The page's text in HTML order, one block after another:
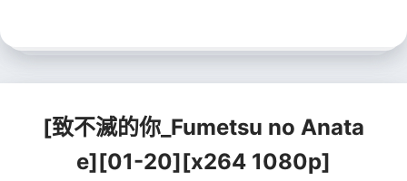
[致不滅的你_Fumetsu no Anata
e][01-20][x264 1080p]